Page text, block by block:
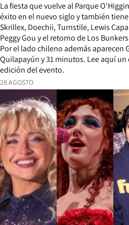
28 AGOSTO
La fiesta que vuelve al Parque
éxito en el nuevo siglo y también
Skrillex, Doechii, Turnstile, Lewis
Peggy Gou y el retorno de Los
Por el lado chileno además aparecen
Quilapayún y 31 minutos. Lee aquí
edición del evento.